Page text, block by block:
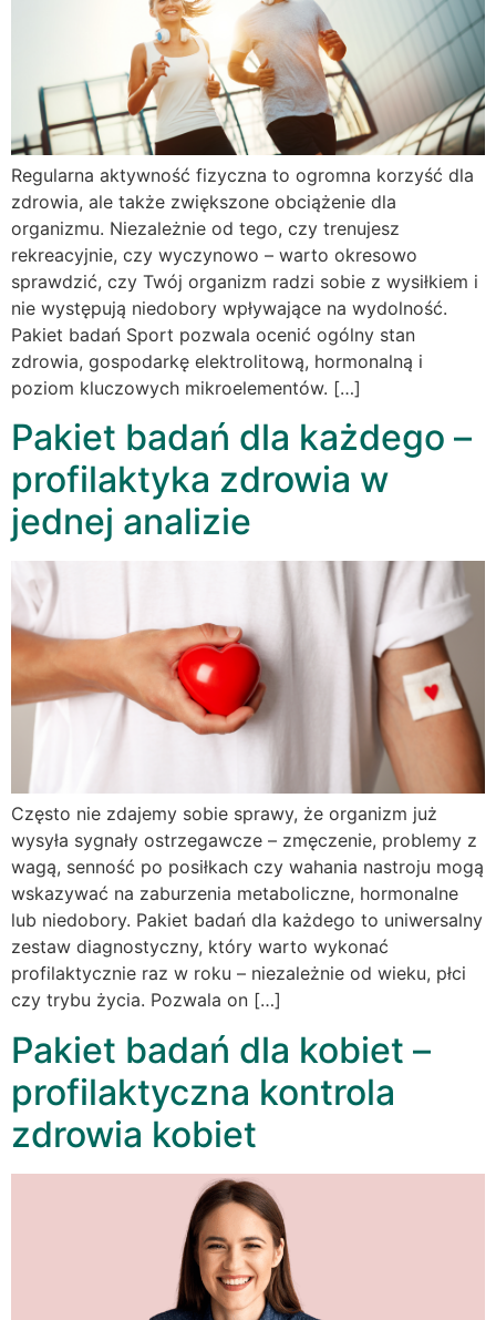
Regularna aktywność fizyczna to ogromna korzyść dla
zdrowia, ale także zwiększone obciążenie dla
organizmu. Niezależnie od tego, czy trenujesz
rekreacyjnie, czy wyczynowo – warto okresowo
sprawdzić, czy Twój organizm radzi sobie z wysiłkiem i
nie występują niedobory wpływające na wydolność.
Pakiet badań Sport pozwala ocenić ogólny stan
zdrowia, gospodarkę elektrolitową, hormonalną i
poziom kluczowych mikroelementów. […]
Pakiet badań dla każdego –
profilaktyka zdrowia w
jednej analizie
Często nie zdajemy sobie sprawy, że organizm już
wysyła sygnały ostrzegawcze – zmęczenie, problemy z
wagą, senność po posiłkach czy wahania nastroju mogą
wskazywać na zaburzenia metaboliczne, hormonalne
lub niedobory. Pakiet badań dla każdego to uniwersalny
zestaw diagnostyczny, który warto wykonać
profilaktycznie raz w roku – niezależnie od wieku, płci
czy trybu życia. Pozwala on […]
Pakiet badań dla kobiet –
profilaktyczna kontrola
zdrowia kobiet